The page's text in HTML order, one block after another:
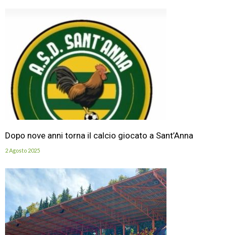
Dopo nove anni torna il calcio giocato a Sant’Anna
2 Agosto 2025